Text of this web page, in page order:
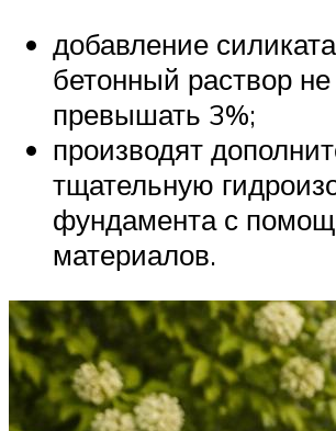
добавление
бетонный раствор
превышать 3%;
производят
тщательную
фундамента с
материалов.